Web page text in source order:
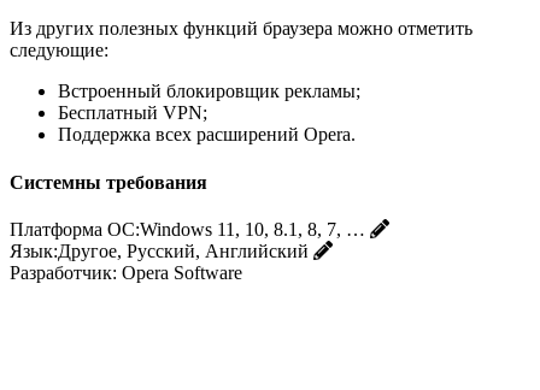
Из других полезных функций браузера можно отметить
следующие:
Встроенный блокировщик рекламы;
Бесплатный VPN;
Поддержка всех расширений Opera.
Системны требования
Платформа ОС:Windows 11, 10, 8.1, 8, 7, …
Язык:Другое, Русский, Английский
Разработчик: Opera Software